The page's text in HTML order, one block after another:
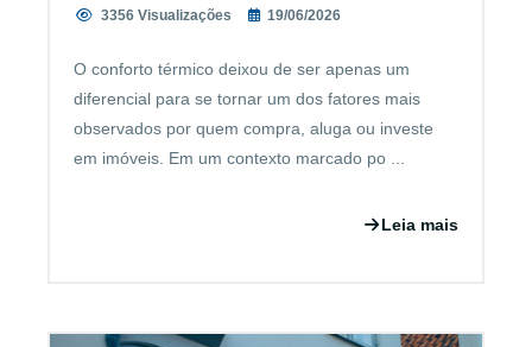
3356 Visualizações 19/06/2026
O conforto térmico deixou de ser apenas um
diferencial para se tornar um dos fatores mais
observados por quem compra, aluga ou investe
em imóveis. Em um contexto marcado po ...
Leia mais